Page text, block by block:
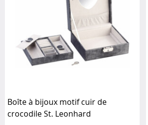
Boîte à bijoux motif cuir de
crocodile St. Leonhard